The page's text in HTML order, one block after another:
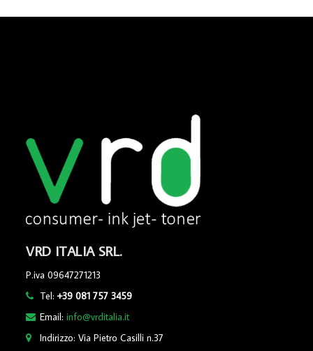
VRD ITALIA SRL.
P.iva 09647271213
Tel:+39 081 757 3459
Email:info@vrditalia.it
Indirizzo: Via Pietro Casilli n.37